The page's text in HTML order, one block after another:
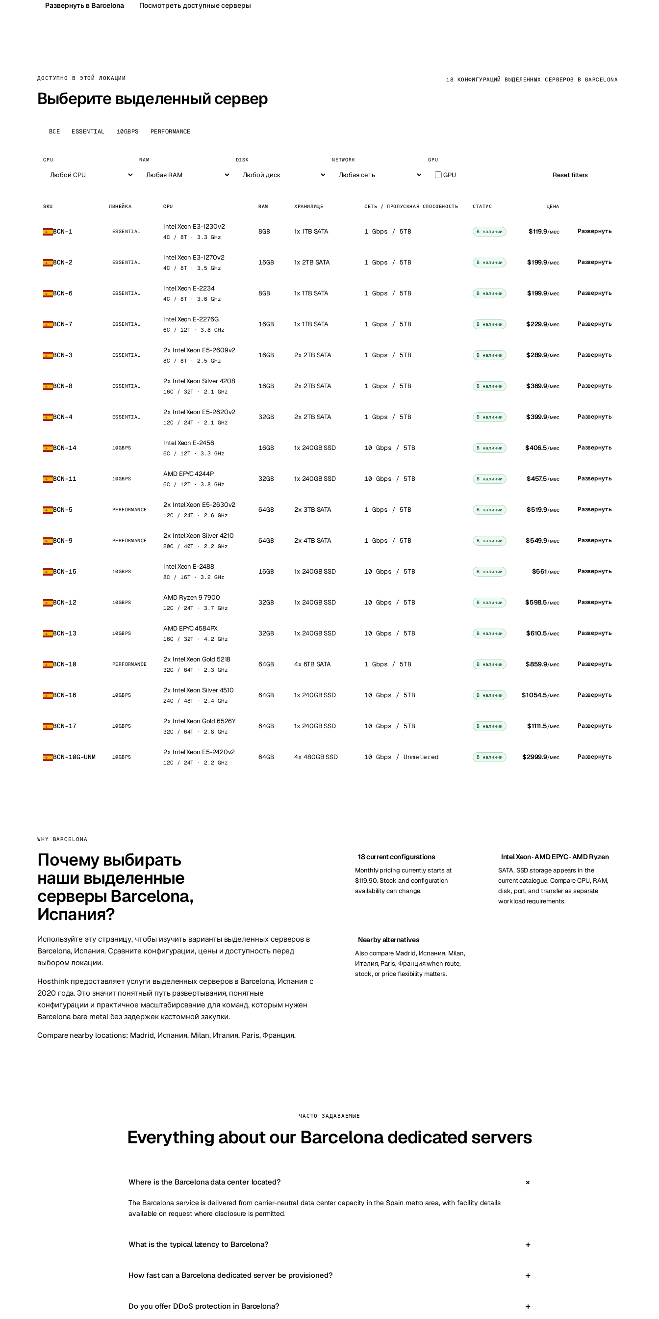
Развернуть в Barcelona Посмотреть доступные серверы
ДОСТУПНО В ЭТОЙ ЛОКАЦИИ
Выберите выделенный сервер
18 КОНФИГУРАЦИЙ ВЫДЕЛЕННЫХ СЕРВЕРОВ В BARCELONA
ВСЕ ESSENTIAL 10GBPS PERFORMANCE
CPU RAM DISK NETWORK GPU
GPU Reset filters
SKU ЛИНЕЙКА CPU RAM ХРАНИЛИЩЕ СЕТЬ / ПРОПУСКНАЯ СПОСОБНОСТЬ СТАТУС ЦЕНА
BCN-1 ESSENTIAL
Intel Xeon E3-1230v2
4C / 8T · 3.3 GHz
8GB 1x 1TB SATA 1 Gbps / 5TB В наличии $119.9/мес Развернуть
BCN-2 ESSENTIAL
Intel Xeon E3-1270v2
4C / 8T · 3.5 GHz
16GB 1x 2TB SATA 1 Gbps / 5TB В наличии $199.9/мес Развернуть
BCN-6 ESSENTIAL
Intel Xeon E-2234
4C / 8T · 3.6 GHz
8GB 1x 1TB SATA 1 Gbps / 5TB В наличии $199.9/мес Развернуть
BCN-7 ESSENTIAL
Intel Xeon E-2276G
6C / 12T · 3.8 GHz
16GB 1x 1TB SATA 1 Gbps / 5TB В наличии $229.9/мес Развернуть
BCN-3 ESSENTIAL
2x Intel Xeon E5-2609v2
8C / 8T · 2.5 GHz
16GB 2x 2TB SATA 1 Gbps / 5TB В наличии $289.9/мес Развернуть
BCN-8 ESSENTIAL
2x Intel Xeon Silver 4208
16C / 32T · 2.1 GHz
16GB 2x 2TB SATA 1 Gbps / 5TB В наличии $369.9/мес Развернуть
BCN-4 ESSENTIAL
2x Intel Xeon E5-2620v2
12C / 24T · 2.1 GHz
32GB 2x 2TB SATA 1 Gbps / 5TB В наличии $399.9/мес Развернуть
BCN-14 10GBPS
Intel Xeon E-2456
6C / 12T · 3.3 GHz
16GB 1x 240GB SSD 10 Gbps / 5TB В наличии $406.5/мес Развернуть
BCN-11 10GBPS
AMD EPYC 4244P
6C / 12T · 3.8 GHz
32GB 1x 240GB SSD 10 Gbps / 5TB В наличии $457.5/мес Развернуть
BCN-5 PERFORMANCE
2x Intel Xeon E5-2630v2
12C / 24T · 2.6 GHz
64GB 2x 3TB SATA 1 Gbps / 5TB В наличии $519.9/мес Развернуть
BCN-9 PERFORMANCE
2x Intel Xeon Silver 4210
20C / 40T · 2.2 GHz
64GB 2x 4TB SATA 1 Gbps / 5TB В наличии $549.9/мес Развернуть
BCN-15 10GBPS
Intel Xeon E-2488
8C / 16T · 3.2 GHz
16GB 1x 240GB SSD 10 Gbps / 5TB В наличии $561/мес Развернуть
BCN-12 10GBPS
AMD Ryzen 9 7900
12C / 24T · 3.7 GHz
32GB 1x 240GB SSD 10 Gbps / 5TB В наличии $598.5/мес Развернуть
BCN-13 10GBPS
AMD EPYC 4584PX
16C / 32T · 4.2 GHz
32GB 1x 240GB SSD 10 Gbps / 5TB В наличии $610.5/мес Развернуть
BCN-10 PERFORMANCE
2x Intel Xeon Gold 5218
32C / 64T · 2.3 GHz
64GB 4x 6TB SATA 1 Gbps / 5TB В наличии $859.9/мес Развернуть
BCN-16 10GBPS
2x Intel Xeon Silver 4510
24C / 48T · 2.4 GHz
64GB 1x 240GB SSD 10 Gbps / 5TB В наличии $1054.5/мес Развернуть
BCN-17 10GBPS
2x Intel Xeon Gold 6526Y
32C / 64T · 2.8 GHz
64GB 1x 240GB SSD 10 Gbps / 5TB В наличии $1111.5/мес Развернуть
BCN-10G-UNM 10GBPS
2x Intel Xeon E5-2420v2
12C / 24T · 2.2 GHz
64GB 4x 480GB SSD 10 Gbps / Unmetered В наличии $2999.9/мес Развернуть
WHY BARCELONA
Почему выбирать
наши выделенные
серверы Barcelona,
Испания?
Используйте эту страницу, чтобы изучить варианты выделенных серверов в
Barcelona, Испания. Сравните конфигурации, цены и доступность перед
выбором локации.
Hosthink предоставляет услуги выделенных серверов в Barcelona, Испания с
2020 года. Это значит понятный путь развертывания, понятные
конфигурации и практичное масштабирование для команд, которым нужен
Barcelona bare metal без задержек кастомной закупки.
Compare nearby locations: Madrid, Испания, Milan, Италия, Paris, Франция.
18 current configurations
Monthly pricing currently starts at
$119.90. Stock and configuration
availability can change.
Intel Xeon · AMD EPYC · AMD Ryzen
SATA, SSD storage appears in the
current catalogue. Compare CPU, RAM,
disk, port, and transfer as separate
workload requirements.
Nearby alternatives
Also compare Madrid, Испания, Milan,
Италия, Paris, Франция when route,
stock, or price flexibility matters.
ЧАСТО ЗАДАВАЕМЫЕ
Everything about our Barcelona dedicated servers
Where is the Barcelona data center located?
The Barcelona service is delivered from carrier-neutral data center capacity in the Spain metro area, with facility details
available on request where disclosure is permitted.
What is the typical latency to Barcelona?
How fast can a Barcelona dedicated server be provisioned?
Do you offer DDoS protection in Barcelona?